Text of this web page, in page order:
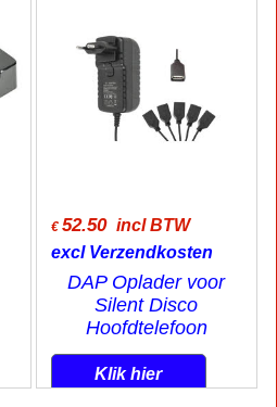
€ 52.50 incl BTW
excl Verzendkosten
DAP Oplader voor
Silent Disco
Hoofdtelefoon
Klik hier